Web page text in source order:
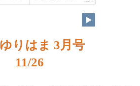
りはま 3月号
11/26